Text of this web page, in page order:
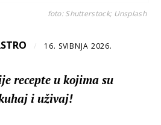
foto: Shutterstock; Unsplash
/ 16. SVIBNJA 2026.
recepte u kojima su
i uživaj!